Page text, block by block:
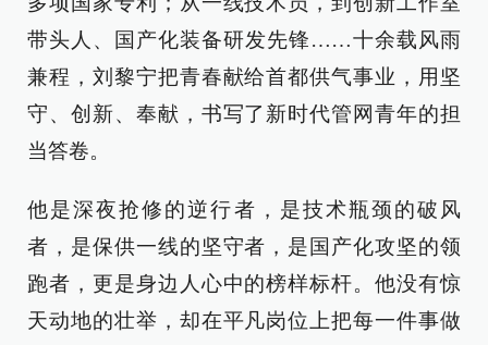
带头人、国产化装备研发先锋……十余载风雨
兼程，刘黎宁把青春献给首都供气事业，用坚
守、创新、奉献，书写了新时代管网青年的担
当答卷。
他是深夜抢修的逆行者，是技术瓶颈的破风
者，是保供一线的坚守者，是国产化攻坚的领
跑者，更是身边人心中的榜样标杆。他没有惊
天动地的壮举，却在平凡岗位上把每一件事做